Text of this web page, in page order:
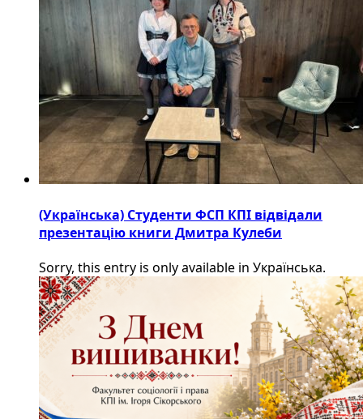
(Українська) Студенти ФСП КПІ відвідали
презентацію книги Дмитра Кулеби
Sorry, this entry is only available in Українська.